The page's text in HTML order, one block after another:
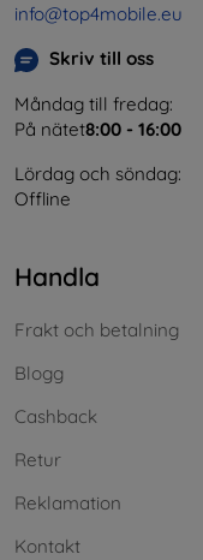
info@top4mobile.eu
Skriv till oss
Måndag till fredag:
På nätet8:00 - 16:00
Lördag och söndag:
Offline
Handla
Frakt och betalning
Blogg
Cashback
Retur
Reklamation
Kontakt